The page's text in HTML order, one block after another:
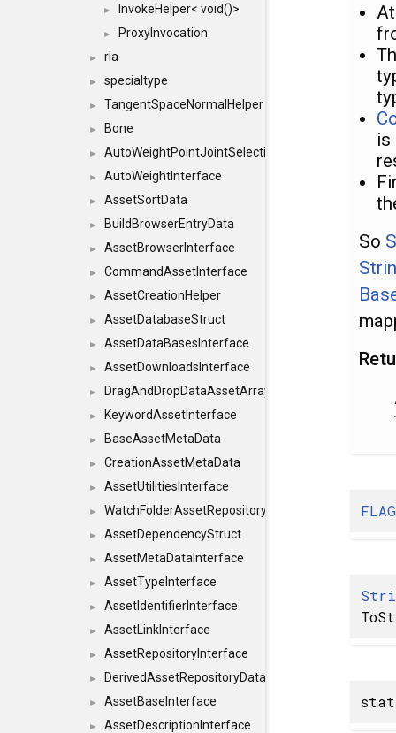
► InvokeHelper< void()>
► ProxyInvocation
► rla
► specialtype
► TangentSpaceNormalHelper
► Bone
► AutoWeightPointJointSelections
► AutoWeightInterface
► AssetSortData
► BuildBrowserEntryData
► AssetBrowserInterface
► CommandAssetInterface
► AssetCreationHelper
► AssetDatabaseStruct
► AssetDataBasesInterface
► AssetDownloadsInterface
► DragAndDropDataAssetArray
► KeywordAssetInterface
► BaseAssetMetaData
► CreationAssetMetaData
► AssetUtilitiesInterface
► WatchFolderAssetRepositoryInterface
► AssetDependencyStruct
► AssetMetaDataInterface
► AssetTypeInterface
► AssetIdentifierInterface
► AssetLinkInterface
► AssetRepositoryInterface
► DerivedAssetRepositoryDataInterface
► AssetBaseInterface
► AssetDescriptionInterface
is
So